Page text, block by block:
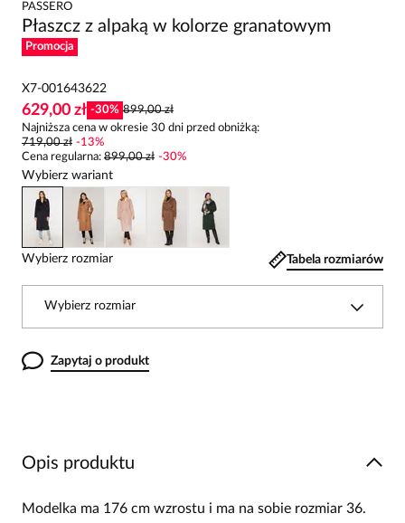
PASSERO
Płaszcz z alpaką w kolorze granatowym
Promocja
X7-001643622
629,00 zł -30% 899,00 zł
Najniższa cena w okresie 30 dni przed obniżką:
719,00 zł -13%
Cena regularna: 899,00 zł -30%
Wybierz wariant
Wybierz rozmiar Tabela rozmiarów
Wybierz rozmiar
Zapytaj o produkt
Opis produktu
Modelka ma 176 cm wzrostu i ma na sobie rozmiar 36.